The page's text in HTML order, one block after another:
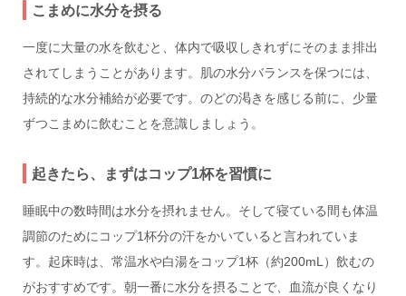
こまめに水分を摂る
一度に大量の水を飲むと、体内で吸収しきれずにそのまま排出
されてしまうことがあります。肌の水分バランスを保つには、
持続的な水分補給が必要です。のどの渇きを感じる前に、少量
ずつこまめに飲むことを意識しましょう。
起きたら、まずはコップ1杯を習慣に
睡眠中の数時間は水分を摂れません。そして寝ている間も体温
調節のためにコップ1杯分の汗をかいていると言われていま
す。起床時は、常温水や白湯をコップ1杯（約200mL）飲むの
がおすすめです。朝一番に水分を摂ることで、血流が良くなり